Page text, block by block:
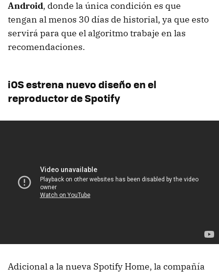
Android, donde la única condición es que
tengan al menos 30 días de historial, ya que esto
servirá para que el algoritmo trabaje en las
recomendaciones.
iOS estrena nuevo diseño en el
reproductor de Spotify
Adicional a la nueva Spotify Home, la compañía